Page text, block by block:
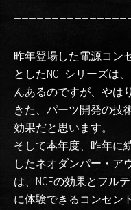
昨年登場した電源コン
としたNCFシリーズは
んあるのですが、やは
きた、パーツ開発の技
効果だと思います。
そして本年度、昨年に
したネオダンパー・ア
は、NCFの効果とフル
に体験できるコンセン